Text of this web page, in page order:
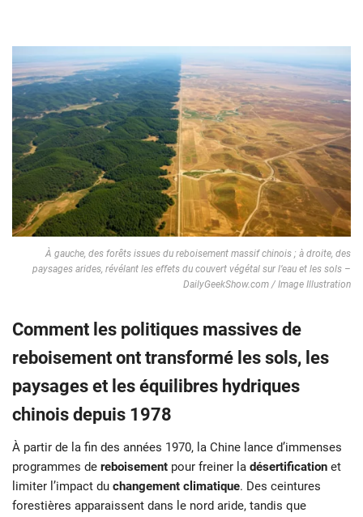
À gauche, des forêts issues du reboisement massif chinois ; à droite, des
paysages arides, révélant les effets du couvert végétal sur l’eau et les sols –
DailyGeekShow.com / Image Illustration
Comment les politiques massives de
reboisement ont transformé les sols, les
paysages et les équilibres hydriques
chinois depuis 1978
À partir de la fin des années 1970, la Chine lance d’immenses
programmes de reboisement pour freiner la désertification et
limiter l’impact du changement climatique. Des ceintures
forestières apparaissent dans le nord aride, tandis que